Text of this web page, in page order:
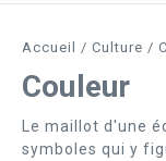
Accueil / Culture /
Couleur
Le maillot d'une
symboles qui y